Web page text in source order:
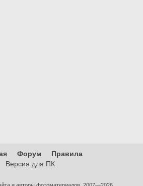
Форум
Правила
Версия для ПК